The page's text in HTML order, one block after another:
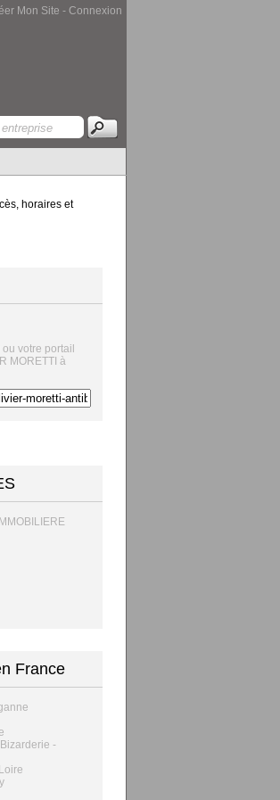
Mon Site - Connexion
horaires et
votre portail
MORETTI à
France
-